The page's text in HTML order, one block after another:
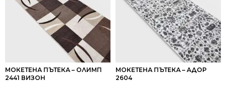
МОКЕТЕНА ПЪТЕКА – ОЛИМП
2441 ВИЗОН
МОКЕТЕНА ПЪТЕКА – АДОР
2604